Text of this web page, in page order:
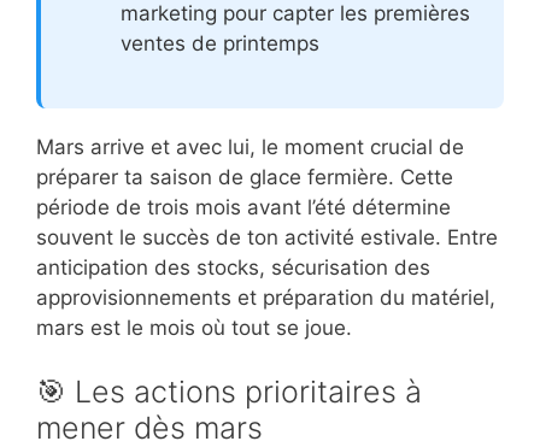
marketing pour capter les premières
ventes de printemps
Mars arrive et avec lui, le moment crucial de
préparer ta saison de glace fermière. Cette
période de trois mois avant l’été détermine
souvent le succès de ton activité estivale. Entre
anticipation des stocks, sécurisation des
approvisionnements et préparation du matériel,
mars est le mois où tout se joue.
🎯 Les actions prioritaires à
mener dès mars